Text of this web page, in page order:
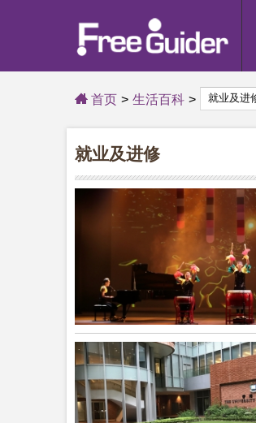
首页 生活百科
就业及进修